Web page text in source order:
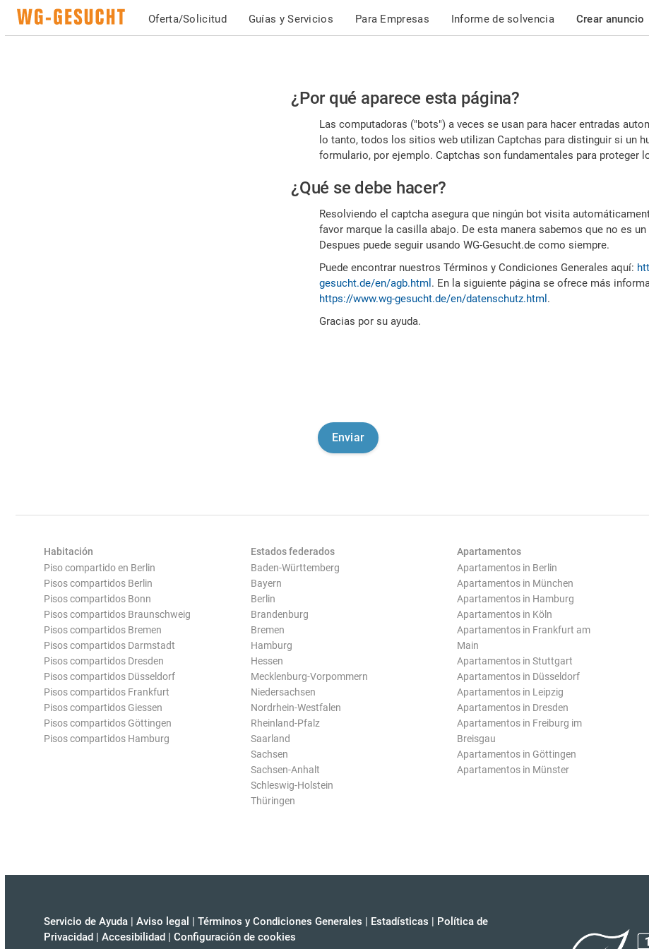
Oferta/Solicitud Guías y Servicios Para Empresas Informe de solvencia Crear anuncio
Por
favor,
confirme
es
humano
¿Por qué aparece esta página?
Las computadoras ("bots") a veces se usan para hacer entradas
lo tanto, todos los sitios web utilizan Captchas para distinguir si un
formulario, por ejemplo. Captchas son fundamentales para proteger
¿Qué se debe hacer?
Resolviendo el captcha asegura que ningún bot visita
favor marque la casilla abajo. De esta manera sabemos que no es
Despues puede seguir usando WG-Gesucht.de como siempre.
Puede encontrar nuestros Términos y Condiciones Generales aquí:
gesucht.de/en/agb.html . En la siguiente página se ofrece más
https://www.wg-gesucht.de/en/datenschutz.html .
Gracias por su ayuda.
Habitación
Piso compartido en Berlin
Pisos compartidos Berlin
Pisos compartidos Bonn
Pisos compartidos Braunschweig
Pisos compartidos Bremen
Pisos compartidos Darmstadt
Pisos compartidos Dresden
Pisos compartidos Düsseldorf
Pisos compartidos Frankfurt
Pisos compartidos Giessen
Pisos compartidos Göttingen
Pisos compartidos Hamburg
Estados federados
Baden-Württemberg
Bayern
Berlin
Brandenburg
Bremen
Hamburg
Hessen
Mecklenburg-Vorpommern
Niedersachsen
Nordrhein-Westfalen
Rheinland-Pfalz
Saarland
Sachsen
Sachsen-Anhalt
Schleswig-Holstein
Thüringen
Apartamentos
Apartamentos in Berlin
Apartamentos in München
Apartamentos in Hamburg
Apartamentos in Köln
Apartamentos in Frankfurt am
Main
Apartamentos in Stuttgart
Apartamentos in Düsseldorf
Apartamentos in Leipzig
Apartamentos in Dresden
Apartamentos in Freiburg im
Breisgau
Apartamentos in Göttingen
Apartamentos in Münster
Servicio de Ayuda | Aviso legal | Términos y Condiciones Generales | Estadísticas | Política de
Privacidad | Accesibilidad | Configuración de cookies